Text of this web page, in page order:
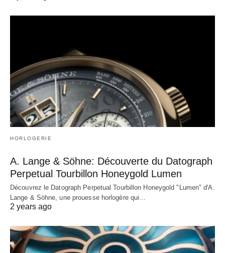
HORLOGERIE
A. Lange & Söhne: Découverte du Datograph
Perpetual Tourbillon Honeygold Lumen
Découvrez le Datograph Perpetual Tourbillon Honeygold "Lumen" d'A.
Lange & Söhne, une prouesse horlogère qui…
2 years ago